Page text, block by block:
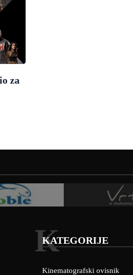
za
KATEGORIJE
K
Kinematografski ovisnik